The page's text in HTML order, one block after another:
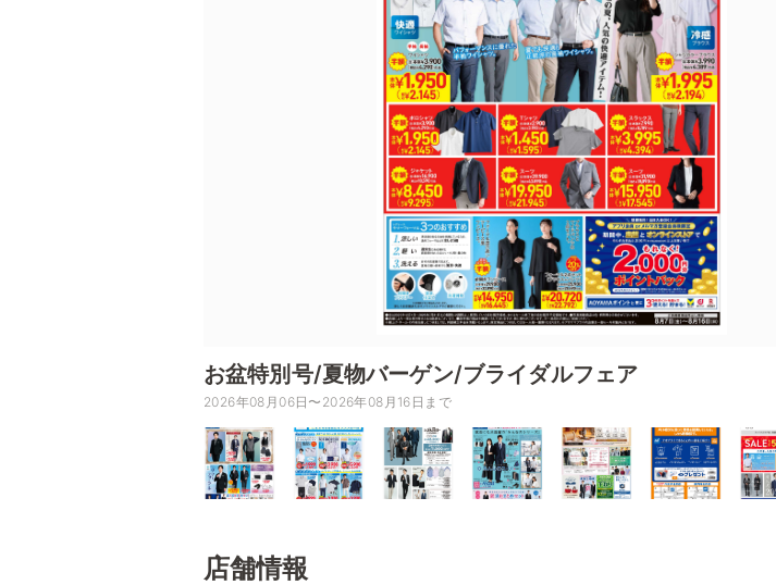
お盆特別号/夏物バーゲン/ブライダルフェア
2026年08月06日〜2026年08月16日まで
店舗情報